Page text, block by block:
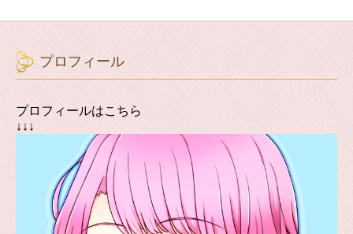
プロフィール
プロフィールはこちら
↓↓↓